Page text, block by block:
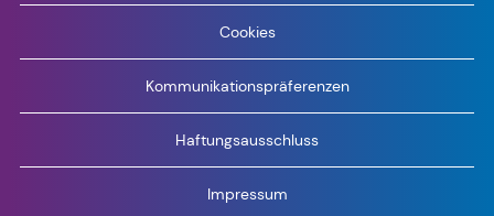
Cookies
Kommunikationspräferenzen
Haftungsausschluss
Impressum